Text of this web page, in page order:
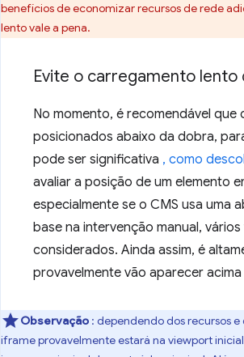
benefícios de economizar recursos de rede
lento vale a pena.
Evite o carregamento
No momento, é recomendável
posicionados abaixo da dobra,
pode ser significativa , como
avaliar a posição de um elemento
especialmente se o CMS usa uma
base na intervenção manual,
considerados. Ainda assim, é
provavelmente vão aparecer
Observação : dependendo dos recursos
iframe provavelmente estará na viewport